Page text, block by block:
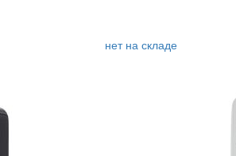
нет на складе